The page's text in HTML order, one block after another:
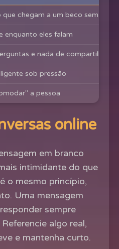
chegam a um beco sem saída
enquanto eles falam
e nada de compartilhar
sob pressão
a pessoa
online
em branco
intimidante do que
o mesmo princípio,
Uma mensagem
sempre
algo real,
e mantenha curto.